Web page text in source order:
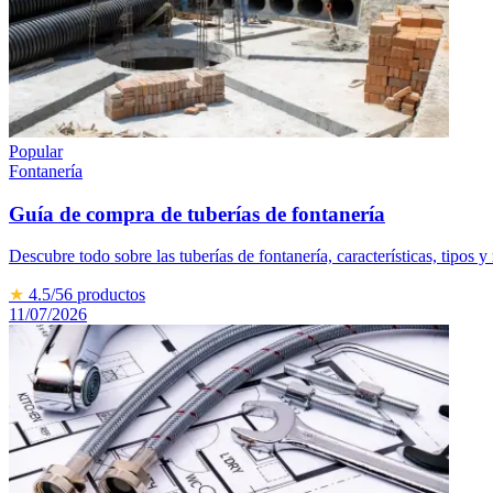
Popular
Fontanería
Guía de compra de tuberías de fontanería
Descubre todo sobre las tuberías de fontanería, características, tipos
★ 4.5/56 productos
11/07/2026